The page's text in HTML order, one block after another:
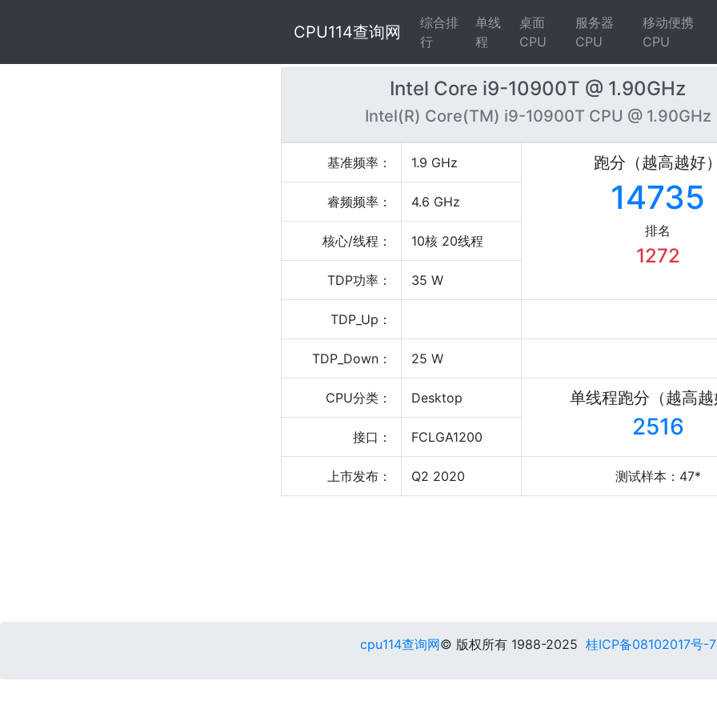
CPU114查询网
综合排
行
单线
程
桌面
CPU
服务器
CPU
移动便携
CPU
Intel Core i9-10900T @ 1.90GHz
Intel(R) Core(TM) i9-10900T CPU @ 1.90GHz
基准频率： 1.9 GHz 跑分（越高越好
14735
排名
1272
睿频频率： 4.6 GHz
核心/线程： 10核 20线程
TDP功率： 35 W
TDP_Up：
TDP_Down： 25 W
CPU分类： Desktop 单线程跑分（越高
2516
接口： FCLGA1200
上市发布： Q2 2020 测试样本：47*
cpu114查询网© 版权所有 1988-2025 桂ICP备08102017号-7